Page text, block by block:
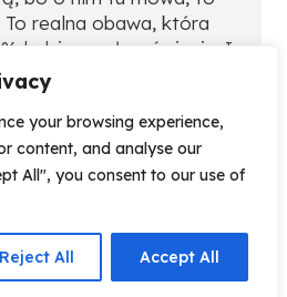
your browsing experience,
content, and analyse our
All", you consent to our use of
Reject All Accept All
To realna obawa, która
ludzi na całym świecie. I
są mięczakami.
jedno „traumatyczne
i gotowe.
5 6 7 8 →